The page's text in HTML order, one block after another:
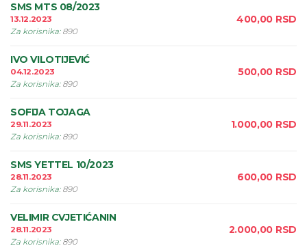
SMS MTS 08/2023
13.12.2023
Za korisnika: 890
400,00 RSD
IVO VILOTIJEVIĆ
04.12.2023
Za korisnika: 890
500,00 RSD
SOFIJA TOJAGA
29.11.2023
Za korisnika: 890
1.000,00 RSD
SMS YETTEL 10/2023
28.11.2023
Za korisnika: 890
600,00 RSD
VELIMIR CVJETIĆANIN
28.11.2023
Za korisnika: 890
2.000,00 RSD